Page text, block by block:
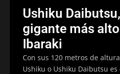
Ushiku
gigante más
Ibaraki
Con sus 120 metros de
Ushiku o Ushiku Daibutsu